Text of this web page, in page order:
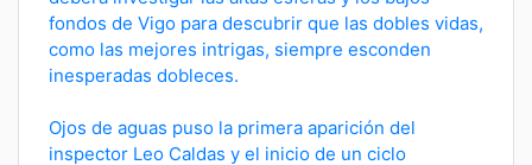
fondos de Vigo para descubrir que las dobles vidas,
como las mejores intrigas, siempre esconden
inesperadas dobleces.
Ojos de aguas puso la primera aparición del
inspector Leo Caldas y el inicio de un ciclo